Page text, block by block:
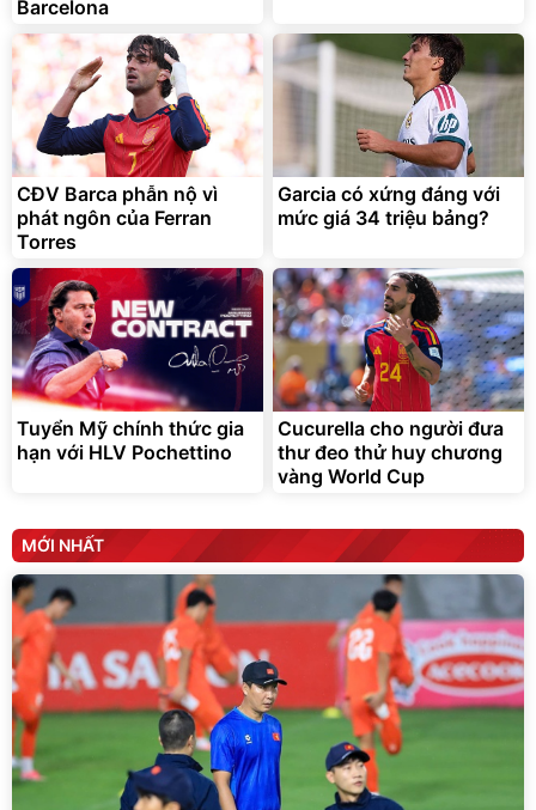
Barcelona
CĐV Barca phẫn nộ vì
phát ngôn của Ferran
Torres
Garcia có xứng đáng với
mức giá 34 triệu bảng?
Tuyển Mỹ chính thức gia
hạn với HLV Pochettino
Cucurella cho người đưa
thư đeo thử huy chương
vàng World Cup
MỚI NHẤT